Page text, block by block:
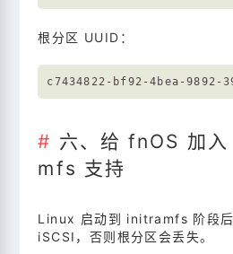
根分区 UUID：
六、给 fnOS 加
mfs 支持
Linux 启动到 initramfs 阶段后
iSCSI，否则根分区会丢失。